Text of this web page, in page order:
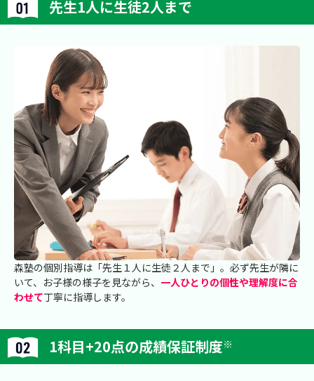
先生1人に生徒2人まで
森塾の個別指導は「先生１人に生徒２人まで」。必ず先生が隣に
いて、お子様の様子を見ながら、 一人ひとりの個性や理解度に合
わせて丁寧に指導します。
1科目+20点の成績保証制度※